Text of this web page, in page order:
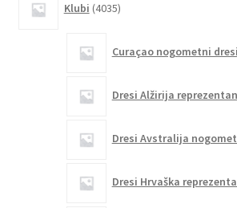
Klubi 4035izdelkov
Curaçao nogometni
Dresi Alžirija
Dresi Avstralija
Dresi Hrvaška